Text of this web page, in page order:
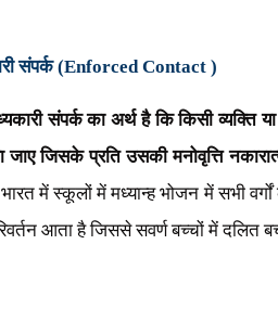
संपर्क (Enforced Contact )
संपर्क का अर्थ है कि किसी
जाए जिसके प्रति उसकी मनोवृत्ति
में स्कूलों में मध्यान्ह भोजन में सभी
आता है जिससे सवर्ण बच्चों में दलित